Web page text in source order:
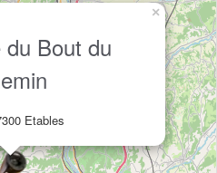
du Bout du
Etables
×